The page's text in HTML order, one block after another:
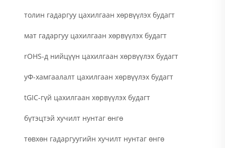
толин гадаргуу цахилгаан хөрвүүлэх будагт
мат гадаргуу цахилгаан хөрвүүлэх будагт
rOHS-д нийцүүн цахилгаан хөрвүүлэх будагт
уФ-хамгаалалт цахилгаан хөрвүүлэх будагт
tGIC-гүй цахилгаан хөрвүүлэх будагт
бүтэцтэй хучилт нунтаг өнгө
төвхөн гадаргуугийн хучилт нунтаг өнгө